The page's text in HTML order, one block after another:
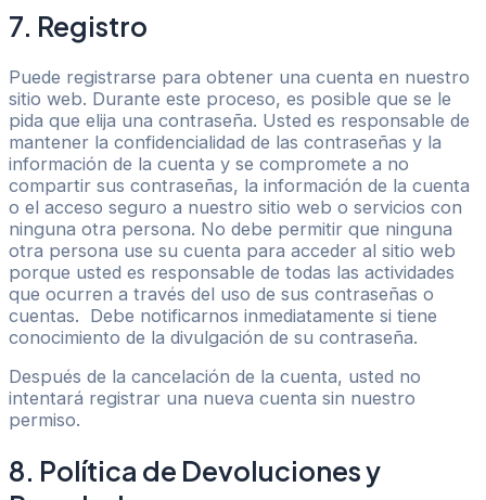
7. Registro
Puede registrarse para obtener una cuenta en nuestro
sitio web. Durante este proceso, es posible que se le
pida que elija una contraseña. Usted es responsable de
mantener la confidencialidad de las contraseñas y la
información de la cuenta y se compromete a no
compartir sus contraseñas, la información de la cuenta
o el acceso seguro a nuestro sitio web o servicios con
ninguna otra persona. No debe permitir que ninguna
otra persona use su cuenta para acceder al sitio web
porque usted es responsable de todas las actividades
que ocurren a través del uso de sus contraseñas o
cuentas. Debe notificarnos inmediatamente si tiene
conocimiento de la divulgación de su contraseña.
Después de la cancelación de la cuenta, usted no
intentará registrar una nueva cuenta sin nuestro
permiso.
8. Política de Devoluciones y